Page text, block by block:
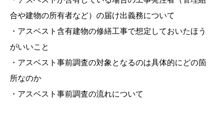
合や建物の所有者など）の届け出義務について
・アスベスト含有建物の修繕工事で想定しておいたほう
がいいこと
・アスベスト事前調査の対象となるのは具体的にどの箇
所なのか
・アスベスト事前調査の流れについて